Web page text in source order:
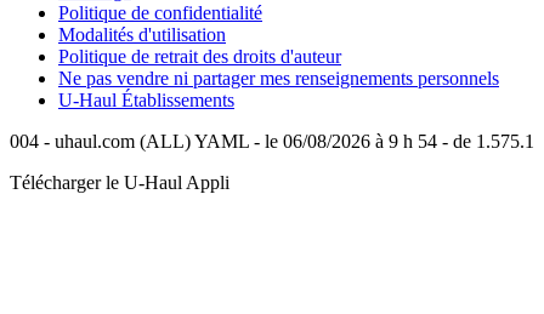
Politique de confidentialité
Modalités d'utilisation
Politique de retrait des droits d'auteur
Ne pas vendre ni partager mes renseignements personnels
U-Haul Établissements
004 - uhaul.com (ALL) YAML - le 06/08/2026 à 9 h 54 - de 1.575.1
Télécharger le U-Haul Appli